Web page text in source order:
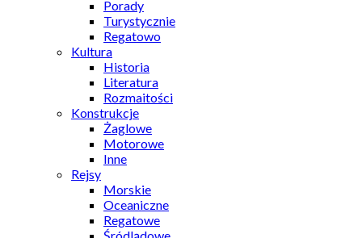
Porady
Turystycznie
Regatowo
Kultura
Historia
Literatura
Rozmaitości
Konstrukcje
Żaglowe
Motorowe
Inne
Rejsy
Morskie
Oceaniczne
Regatowe